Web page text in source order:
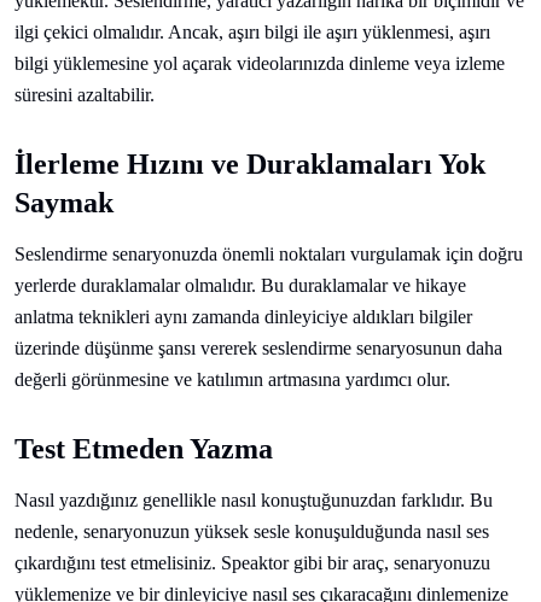
ilgi çekici olmalıdır. Ancak, aşırı bilgi ile aşırı yüklenmesi, aşırı
bilgi yüklemesine yol açarak videolarınızda dinleme veya izleme
süresini azaltabilir.
İlerleme Hızını ve Duraklamaları Yok
Saymak
Seslendirme senaryonuzda önemli noktaları vurgulamak için doğru
yerlerde duraklamalar olmalıdır. Bu duraklamalar ve hikaye
anlatma teknikleri aynı zamanda dinleyiciye aldıkları bilgiler
üzerinde düşünme şansı vererek seslendirme senaryosunun daha
değerli görünmesine ve katılımın artmasına yardımcı olur.
Test Etmeden Yazma
Nasıl yazdığınız genellikle nasıl konuştuğunuzdan farklıdır. Bu
nedenle, senaryonuzun yüksek sesle konuşulduğunda nasıl ses
çıkardığını test etmelisiniz. Speaktor gibi bir araç, senaryonuzu
yüklemenize ve bir dinleyiciye nasıl ses çıkaracağını dinlemenize